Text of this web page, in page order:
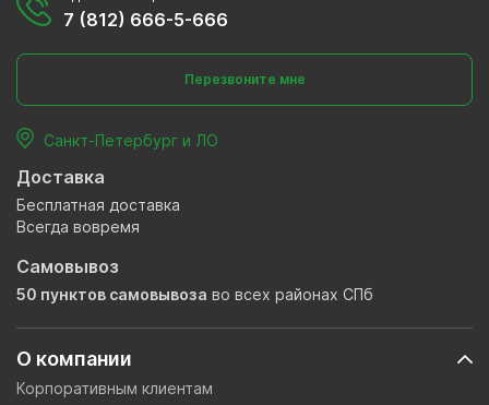
О компании
Корпоративным клиентам
7 (812) 666-5-666
Перезвоните мне
Санкт-Петербург и ЛО
Доставка
Бесплатная доставка
Всегда вовремя
Самовывоз
50 пунктов самовывоза во всех районах СПб